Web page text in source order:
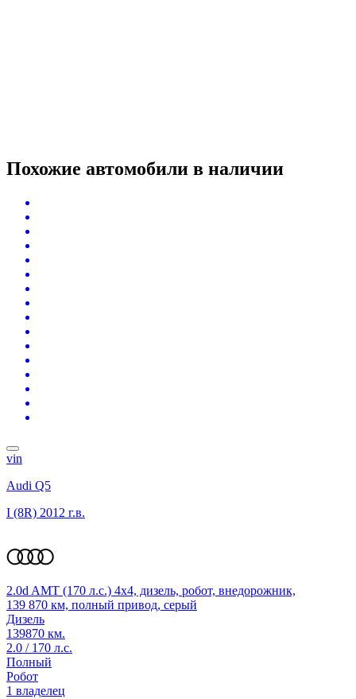
Похожие автомобили в наличии
vin
Audi Q5
I (8R) 2012 г.в.
2.0d AMT (170 л.с.) 4x4, дизель, робот, внедорожник,
139 870 км, полный привод, серый
Дизель
139870 км.
2.0 / 170 л.с.
Полный
Робот
1 владелец